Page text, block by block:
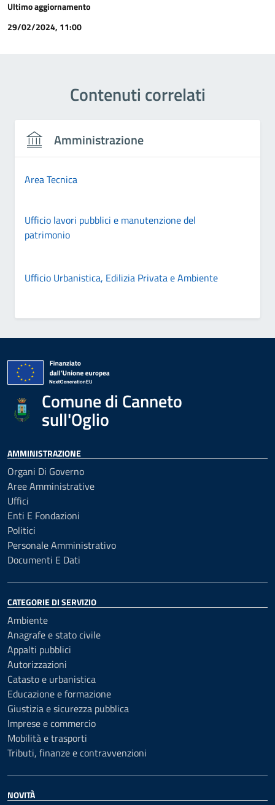
Ultimo aggiornamento
29/02/2024, 11:00
Contenuti correlati
Amministrazione
Area Tecnica
Ufficio lavori pubblici e manutenzione del
patrimonio
Ufficio Urbanistica, Edilizia Privata e Ambiente
Comune di Canneto
sull'Oglio
AMMINISTRAZIONE
Organi Di Governo
Aree Amministrative
Uffici
Enti E Fondazioni
Politici
Personale Amministrativo
Documenti E Dati
CATEGORIE DI SERVIZIO
Ambiente
Anagrafe e stato civile
Appalti pubblici
Autorizzazioni
Catasto e urbanistica
Educazione e formazione
Giustizia e sicurezza pubblica
Imprese e commercio
Mobilità e trasporti
Tributi, finanze e contravvenzioni
NOVITÀ